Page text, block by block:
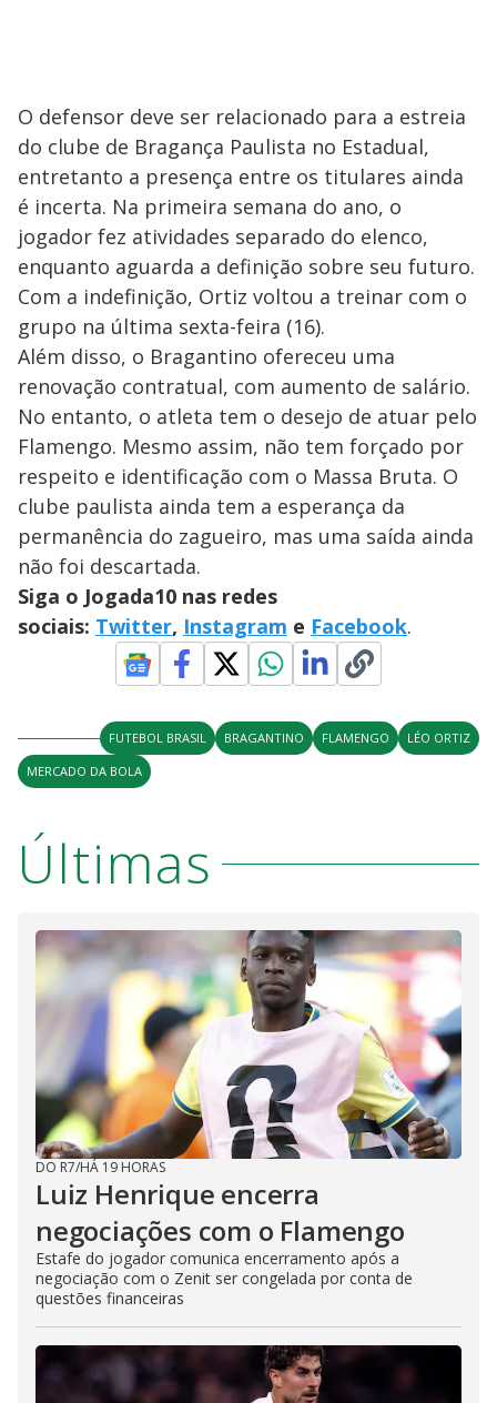
O defensor deve ser relacionado para a estreia
do clube de Bragança Paulista no Estadual,
entretanto a presença entre os titulares ainda
é incerta. Na primeira semana do ano, o
jogador fez atividades separado do elenco,
enquanto aguarda a definição sobre seu futuro.
Com a indefinição, Ortiz voltou a treinar com o
grupo na última sexta-feira (16).
Além disso, o Bragantino ofereceu uma
renovação contratual, com aumento de salário.
No entanto, o atleta tem o desejo de atuar pelo
Flamengo. Mesmo assim, não tem forçado por
respeito e identificação com o Massa Bruta. O
clube paulista ainda tem a esperança da
permanência do zagueiro, mas uma saída ainda
não foi descartada.
Siga o Jogada10 nas redes
sociais: Twitter, Instagram e Facebook.
FUTEBOL BRASIL BRAGANTINO FLAMENGO
LÉO ORTIZ
MERCADO DA BOLA
Últimas
DO R7/HÁ 19 HORAS
Luiz Henrique encerra
negociações com o Flamengo
Estafe do jogador comunica encerramento após a
negociação com o Zenit ser congelada por conta de
questões financeiras